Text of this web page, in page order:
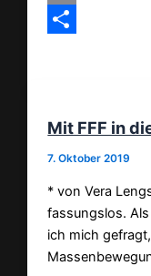
Email
Mit FFF in
7. Oktober 2019
* von Vera
fassungslos.
ich mich